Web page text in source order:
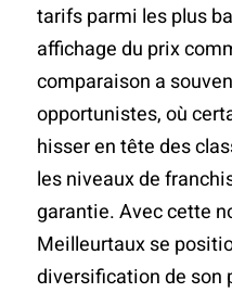
tarifs parmi les plus
affichage du prix
comparaison a
opportunistes, où
hisser en tête des
les niveaux de
garantie. Avec cette
Meilleurtaux se
diversification de son